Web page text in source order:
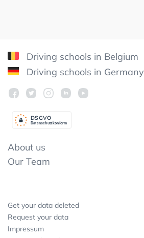
Driving schools in Belgium
Driving schools in Germany
Datenschutzkonform
DSGVO
About us
Our Team
Get your data deleted
Request your data
Impressum